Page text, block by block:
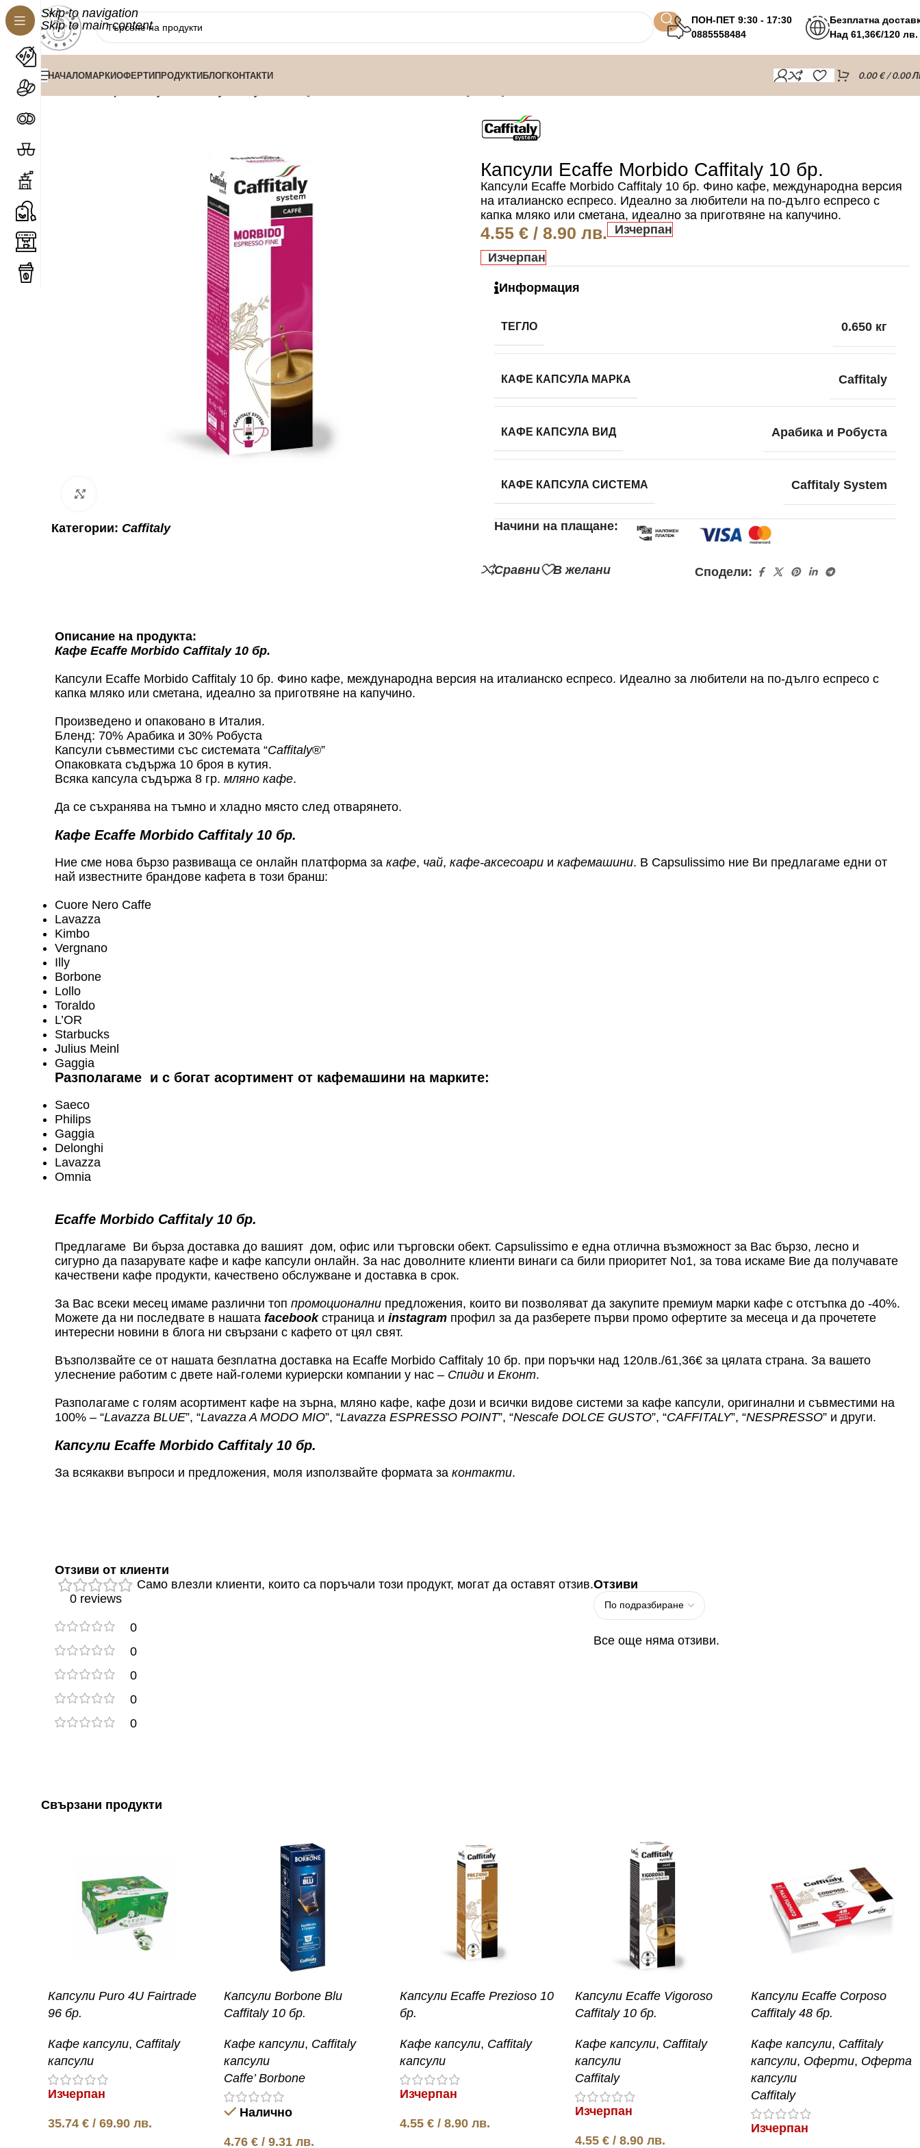
Skip to navigation
Skip to main content
ПОН-ПЕТ 9:30 - 17:30
0885558484
Безплатна
Над 61,36€/120 лв.
НАЧАЛОМАРКИОФЕРТИПРОДУКТИБЛОГКОНТАКТИ 0.00€/ 0.00
Категории: Caffitaly
Капсули Ecaffe Morbido Caffitaly 10 бр.
Капсули Ecaffe Morbido Caffitaly 10 бр. Фино кафе, международна версия
на италианско еспресо. Идеално за любители на по-дълго еспресо с
капка мляко или сметана, идеално за приготвяне на капучино.
4.55 €/ 8.90 лв. Изчерпан
Изчерпан
Информация
ТЕГЛО 0.650 кг
КАФЕ КАПСУЛA МАРКA Caffitaly
КАФЕ КАПСУЛА ВИД Арабика и Робуста
КАФЕ КАПСУЛА СИСТЕМА Caffitaly System
Начини на плащане:
Сравни В желани Сподели:
Описание на продукта:
Кафе Ecaffe Morbido Caffitaly 10 бр.
Капсули Ecaffe Morbido Caffitaly 10 бр. Фино кафе, международна версия на италианско еспресо. Идеално за любители на по-дълго еспресо с
капка мляко или сметана, идеално за приготвяне на капучино.
Произведено и опаковано в Италия.
Бленд: 70% Арабика и 30% Робуста
Капсули съвместими със системата “Caffitaly®”
Опаковката съдържа 10 броя в кутия.
Всяка капсула съдържа 8 гр. мляно кафе.
Да се съхранява на тъмно и хладно място след отварянето.
Кафе Ecaffe Morbido Caffitaly 10 бр.
Ние сме нова бързо развиваща се онлайн платформа за кафе, чай, кафе-аксесоари и кафемашини. В Capsulissimo ние Ви предлагаме едни от
най известните брандове кафета в този бранш:
Cuore Nero Caffe
Lavazza
Kimbo
Vergnano
Illy
Borbone
Lollo
Toraldo
L’OR
Starbucks
Julius Meinl
Gaggia
Разполагаме и с богат асортимент от кафемашини на марките:
Saeco
Philips
Gaggia
Delonghi
Lavazza
Omnia
Ecaffe Morbido Caffitaly 10 бр.
Предлагаме Ви бърза доставка до вашият дом, офис или търговски обект. Capsulissimo е една отлична възможност за Вас бързо, лесно и
сигурно да пазарувате кафе и кафе капсули онлайн. За нас доволните клиенти винаги са били приоритет No1, за това искаме Вие да получавате
качествени кафе продукти, качествено обслужване и доставка в срок.
За Вас всеки месец имаме различни топ промоционални предложения, които ви позволяват да закупите премиум марки кафе с отстъпка до -40%.
Можете да ни последвате в нашата facebookстраница и instagram профил за да разберете първи промо офертите за месеца и да прочетете
интересни новини в блога ни свързани с кафето от цял свят.
Възползвайте се от нашата безплатна доставка на Ecaffe Morbido Caffitaly 10 бр. при поръчки над 120лв./61,36€ за цялата страна. За вашето
улеснение работим с двете най-големи куриерски компании у нас – Спиди и Еконт.
Разполагаме с голям асортимент кафе на зърна, мляно кафе, кафе дози и всички видове системи за кафе капсули, оригинални и съвместими на
100% – “Lavazza BLUE”, “Lavazza A MODO MIO”, “Lavazza ESPRESSO POINT”, “Nescafe DOLCE GUSTO”, “CAFFITALY”, “NESPRESSO” и други.
Капсули Ecaffe Morbido Caffitaly 10 бр.
За всякакви въпроси и предложения, моля използвайте формата за контакти.
Отзиви от клиенти
0 reviews
0
0
0
0
0
Отзиви
Все още няма отзиви.
Само влезли клиенти, които са поръчали този продукт, могат да оставят отзив.
Свързани продукти
Капсули Puro 4U Fairtrade
96 бр.
Кафе капсули, Caffitaly
капсули
Изчерпан
35.74 € / 69.90 лв.
Капсули Borbone Blu
Caffitaly 10 бр.
Кафе капсули, Caffitaly
капсули
Caffe’ Borbone
Налично
4.76 €/ 9.31 лв.
Капсули Ecaffe Prezioso 10
бр.
Кафе капсули, Caffitaly
капсули
Изчерпан
4.55 €/ 8.90 лв.
Капсули Ecaffe Vigoroso
Caffitaly 10 бр.
Кафе капсули, Caffitaly
капсули
Caffitaly
Изчерпан
4.55€ / 8.90 лв.
Капсули Ecaffe Corposo
Caffitaly 48 бр.
Кафе капсули, Caffitaly
капсули, Оферти, Оферта
капсули
Caffitaly
Изчерпан